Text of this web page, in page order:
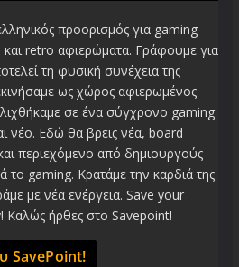
προορισμός για gaming
retro αφιερώματα. Γράφουμε για
τη φυσική συνέχεια της
ως χώρος αφιερωμένος
σε ένα σύγχρονο gaming
νέο. Εδώ θα βρεις νέα, board
περιεχόμενο από δημιουργούς
gaming. Κρατάμε την καρδιά της
με νέα ενέργεια. Save your
ήρθες στο Savepoint!
SavePoint!